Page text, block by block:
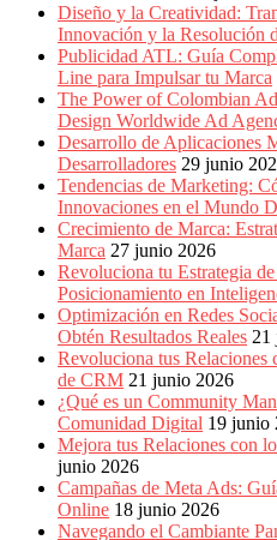
Diseño y la Creatividad:
Innovación y la Resolución
Publicidad ATL: Guía
Line para Impulsar tu Marca
The Power of Colombian
Design Worldwide Ad
Desarrollo de Aplicaciones
Desarrolladores 29 junio
Tendencias de Marketing:
Innovaciones en el Mundo
Crecimiento de Marca:
Marca 27 junio 2026
Revoluciona tu Estrategia
Posicionamiento en
Optimización en Redes
Obtén Resultados Reales 21
Revoluciona tus
de CRM 21 junio 2026
¿Qué es un Community
Comunidad Digital 19 junio
Mejora tus Relaciones con
junio 2026
Campañas de Meta Ads:
Online 18 junio 2026
Navegando el Cambiante